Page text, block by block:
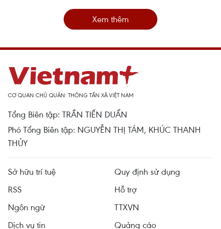
Xem thêm
CƠ QUAN CHỦ QUẢN: THÔNG TẤN XÃ VIỆT NAM
Tổng Biên tập: TRẦN TIẾN DUẨN
Phó Tổng Biên tập: NGUYỄN THỊ TÁM, KHÚC THANH
THỦY
Sở hữu trí tuệ
Quy định sử dụng
RSS
Hỗ trợ
Ngôn ngữ
TTXVN
Dịch vụ tin
Quảng cáo